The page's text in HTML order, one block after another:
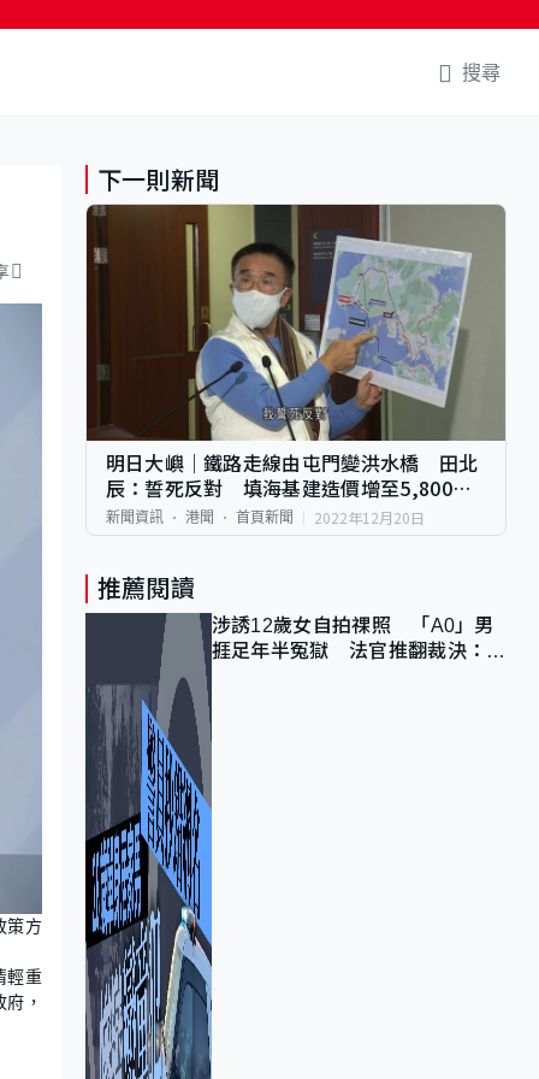
搜尋
策方
輕重
，
下一則新聞
明日大嶼｜鐵路走線由屯門變洪水橋 田北
辰：誓死反對 填海基建造價增至5,800億
元
新聞資訊 港聞 首頁新聞 2022年12月20日
推薦閱讀
涉誘12歲女自拍祼照 「A0」男
捱足年半冤獄 法官推翻裁決：抄